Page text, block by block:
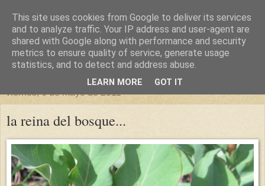
un sitio diferente
una casa para crecer, un castillo para soñar
viernes, 6 de mayo de 2011
la reina del bosque...
This site uses cookies from Google to deliver its services
and to analyze traffic. Your IP address and user-agent are
shared with Google along with performance and security
metrics to ensure quality of service, generate usage
statistics, and to detect and address abuse.
LEARN MORE GOT IT